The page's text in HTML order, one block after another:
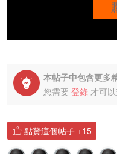

本帖子中包含更多
您需要 登錄 才可
 點贊這個帖子 +15